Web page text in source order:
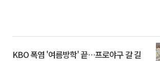
KBO 폭염 '여름방학' 끝…프로야구 갈 길